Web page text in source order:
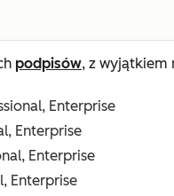
podpisów, z wyjątkiem
Enterprise
Enterprise
Enterprise
Enterprise